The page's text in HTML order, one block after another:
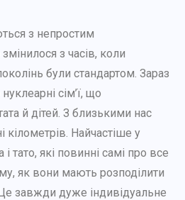
з непростим
з часів, коли
були стандартом. Зараз
сім’ї, що
й дітей. З близькими нас
кілометрів. Найчастіше у
тато, які повинні самі про все
як вони мають розподілити
завжди дуже індивідуальне